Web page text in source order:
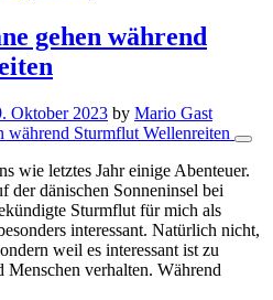
gehen während
Oktober 2023 by Mario Gast
wie letztes Jahr einige Abenteuer.
der dänischen Sonneninsel bei
Sturmflut für mich als
interessant. Natürlich nicht,
weil es interessant ist zu
Menschen verhalten. Während